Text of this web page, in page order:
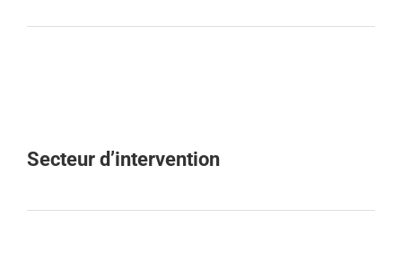
Secteur d’intervention